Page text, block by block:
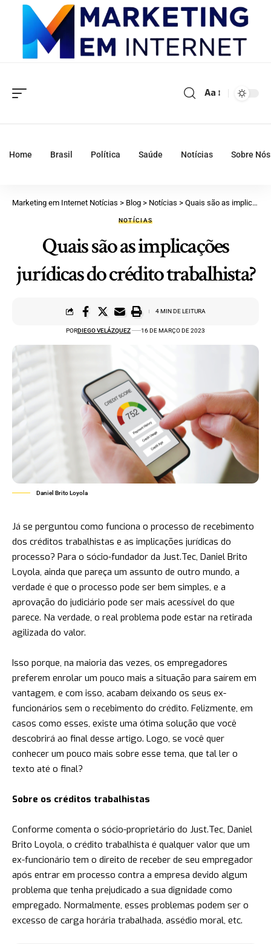
Aa
Home Brasil Política Saúde Notícias Sobre Nós
Marketing em Internet Notícias > Blog > Notícias > Quais são as implicações jurídicas do crédito trabalhista?
NOTÍCIAS
Quais são as implicações
jurídicas do crédito trabalhista?
PORDIEGO VELÁZQUEZ 16 DE MARÇO DE 2023
4 MIN DE LEITURA
Daniel Brito Loyola
Já se perguntou como funciona o processo de recebimento
dos créditos trabalhistas e as implicações jurídicas do
processo? Para o sócio-fundador da Just.Tec, Daniel Brito
Loyola, ainda que pareça um assunto de outro mundo, a
verdade é que o processo pode ser bem simples, e a
aprovação do judiciário pode ser mais acessível do que
parece. Na verdade, o real problema pode estar na retirada
agilizada do valor.
Isso porque, na maioria das vezes, os empregadores
preferem enrolar um pouco mais a situação para saírem em
vantagem, e com isso, acabam deixando os seus ex-
funcionários sem o recebimento do crédito. Felizmente, em
casos como esses, existe uma ótima solução que você
descobrirá ao final desse artigo. Logo, se você quer
conhecer um pouco mais sobre esse tema, que tal ler o
texto até o final?
Sobre os créditos trabalhistas
Conforme comenta o sócio-proprietário do Just.Tec, Daniel
Brito Loyola, o crédito trabalhista é qualquer valor que um
ex-funcionário tem o direito de receber de seu empregador
após entrar em processo contra a empresa devido algum
problema que tenha prejudicado a sua dignidade como
empregado. Normalmente, esses problemas podem ser o
excesso de carga horária trabalhada, assédio moral, etc.